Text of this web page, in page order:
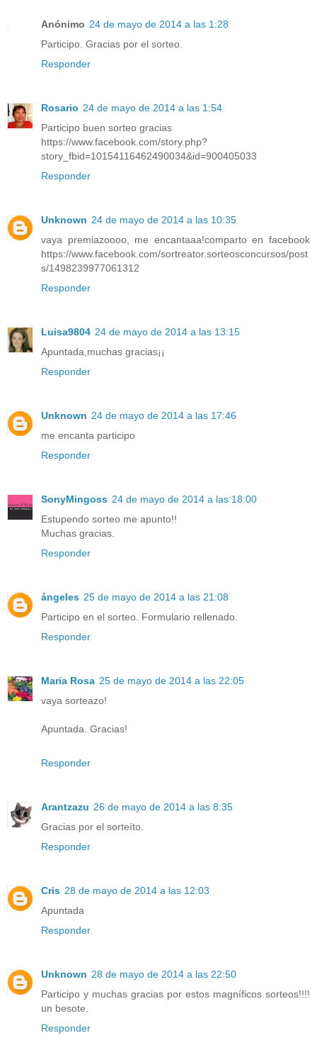
Anónimo 24 de mayo de 2014 a las 1:28
Participo. Gracias por el sorteo.
Responder
Rosario 24 de mayo de 2014 a las 1:54
Participo buen sorteo gracias
https://www.facebook.com/story.php?
story_fbid=10154116462490034&id=900405033
Responder
Unknown 24 de mayo de 2014 a las 10:35
vaya premiazoooo, me encantaaa!comparto en facebook
https://www.facebook.com/sortreator.sorteosconcursos/post
s/1498239977061312
Responder
Luisa9804 24 de mayo de 2014 a las 13:15
Apuntada,muchas gracias¡¡
Responder
Unknown 24 de mayo de 2014 a las 17:46
me encanta participo
Responder
SonyMingoss 24 de mayo de 2014 a las 18:00
Estupendo sorteo me apunto!!
Muchas gracias.
Responder
ángeles 25 de mayo de 2014 a las 21:08
Participo en el sorteo. Formulario rellenado.
Responder
Maria Rosa 25 de mayo de 2014 a las 22:05
vaya sorteazo!
Apuntada. Gracias!
Responder
Arantzazu 26 de mayo de 2014 a las 8:35
Gracias por el sorteíto.
Responder
Cris 28 de mayo de 2014 a las 12:03
Apuntada
Responder
Unknown 28 de mayo de 2014 a las 22:50
Participo y muchas gracias por estos magníficos sorteos!!!!
un besote.
Responder